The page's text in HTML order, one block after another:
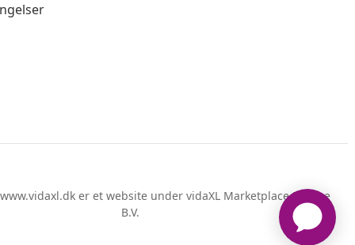
er et website under vidaXL Marketplace Europe
B.V.